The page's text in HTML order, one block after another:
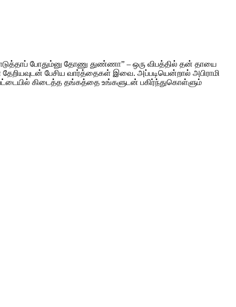
போதும்னு தோணு துண்ணா” – ஒரு விபத்தில் தன் தாயை
பேசிய வார்த்தைகள் இவை. அப்படியென்றால் அபிராமி
கிடைத்த தங்கத்தை உங்களுடன் பகிர்ந்துகொள்ளும்